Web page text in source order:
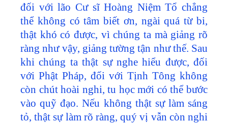
đối với lão Cư sĩ Hoàng Niệm Tổ chẳng
thể không có tâm biết ơn, ngài quá từ bi,
thật khó có được, vì chúng ta mà giảng rõ
ràng như vậy, giảng tường tận như thế. Sau
khi chúng ta thật sự nghe hiểu được, đối
với Phật Pháp, đối với Tịnh Tông không
còn chút hoài nghi, tu học mới có thể bước
vào quỹ đạo. Nếu không thật sự làm sáng
tỏ, thật sự làm rõ ràng, quý vị vẫn còn nghi